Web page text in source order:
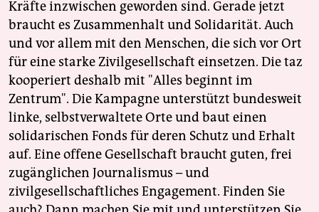
Kräfte inzwischen geworden sind. Gerade jetzt
braucht es Zusammenhalt und Solidarität. Auch
und vor allem mit den Menschen, die sich vor Ort
für eine starke Zivilgesellschaft einsetzen. Die taz
kooperiert deshalb mit "Alles beginnt im
Zentrum". Die Kampagne unterstützt bundesweit
linke, selbstverwaltete Orte und baut einen
solidarischen Fonds für deren Schutz und Erhalt
auf. Eine offene Gesellschaft braucht guten, frei
zugänglichen Journalismus – und
zivilgesellschaftliches Engagement. Finden Sie